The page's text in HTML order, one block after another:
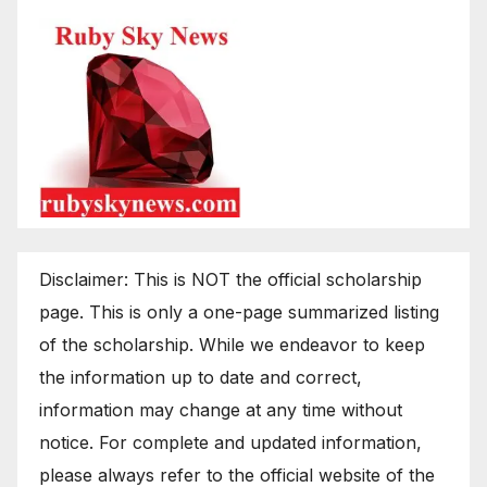
Disclaimer: This is NOT the official scholarship
page. This is only a one-page summarized listing
of the scholarship. While we endeavor to keep
the information up to date and correct,
information may change at any time without
notice. For complete and updated information,
please always refer to the official website of the